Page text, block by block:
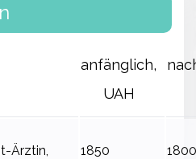
anfänglich,
UAH
Ärztin,
1850 1800